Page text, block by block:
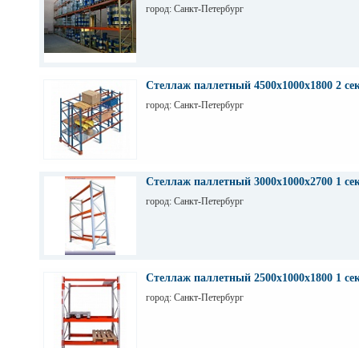
город: Санкт-Петербург
Стеллаж паллетный 4500х1000х1800 2
город: Санкт-Петербург
Стеллаж паллетный 3000х1000х2700 1
город: Санкт-Петербург
Стеллаж паллетный 2500х1000х1800 1
город: Санкт-Петербург